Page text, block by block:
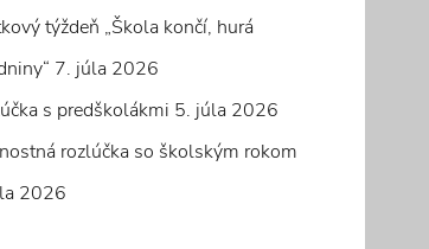
týždeň „Škola končí, hurá
7. júla 2026
s predškolákmi 5. júla 2026
rozlúčka so školským rokom
2026